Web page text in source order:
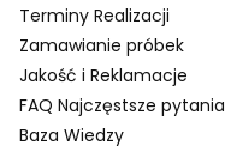
Terminy Realizacji
Zamawianie próbek
Jakość i Reklamacje
FAQ Najczęstsze pytania
Baza Wiedzy